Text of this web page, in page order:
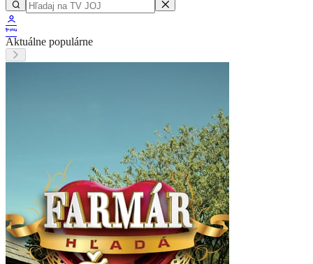
Aktuálne populárne